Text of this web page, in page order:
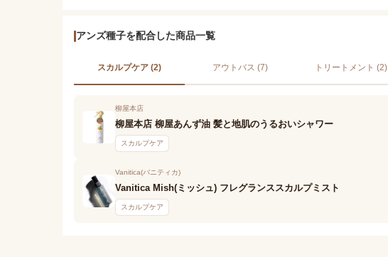
アンズ種子を配合した商品一覧
スカルプケア (2) アウトバス (7) トリートメント (2)
柳屋本店
柳屋本店 柳屋あんず油 髪と地肌のうるおいシャワー
スカルプケア
Vanitica(バニティカ)
Vanitica Mish(ミッシュ) フレグランススカルプミスト
スカルプケア